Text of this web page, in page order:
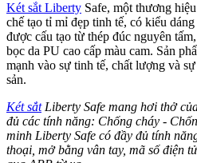
Két sắt Liberty Safe, một thương
chế tạo tỉ mỉ đẹp tinh tế, có kiểu
được cấu tạo từ thép đúc nguyên
bọc da PU cao cấp màu cam. Sản
mạnh vào sự tinh tế, chất lượng và
sản.
Két sắtLiberty Safe mang hơi thở
đủ các tính năng: Chống cháy -
minh Liberty Safe có đầy đủ tính
thoại, mở bằng vân tay, mã số điện